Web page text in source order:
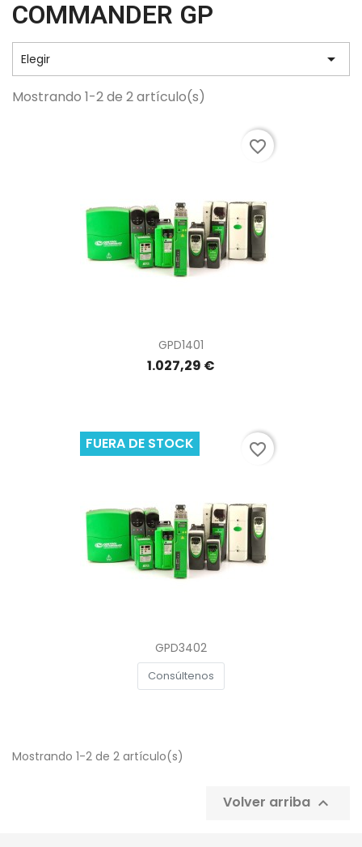
COMMANDER GP
Elegir 
Mostrando 1-2 de 2 artículo(s)
GPD1401
1.027,29 €
favorite_border
GPD3402
Consúltenos
FUERA DE STOCK favorite_border
Mostrando 1-2 de 2 artículo(s)
Volver arriba 